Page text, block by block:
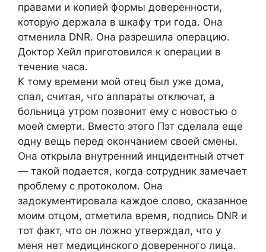
правами и копией формы доверенности,
которую держала в шкафу три года. Она
отменила DNR. Она разрешила операцию.
Доктор Хейл приготовился к операции в
течение часа.
К тому времени мой отец был уже дома,
спал, считая, что аппараты отключат, а
больница утром позвонит ему с новостью о
моей смерти. Вместо этого Пэт сделала еще
одну вещь перед окончанием своей смены.
Она открыла внутренний инцидентный отчет
— такой подается, когда сотрудник замечает
проблему с протоколом. Она
задокументировала каждое слово, сказанное
моим отцом, отметила время, подпись DNR и
тот факт, что он ложно утверждал, что у
меня нет медицинского доверенного лица.